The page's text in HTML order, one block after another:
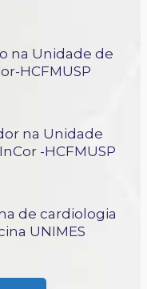
na Unidade de
HCFMUSP
na Unidade
-HCFMUSP
de cardiologia
UNIMES